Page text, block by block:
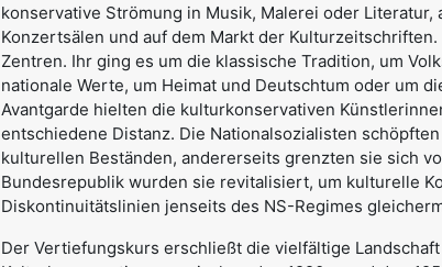
konservative Strömung in Musik, Malerei oder Literatur,
Konzertsälen und auf dem Markt der
Zentren. Ihr ging es um die klassische Tradition, um
nationale Werte, um Heimat und Deutschtum oder um
Avantgarde hielten die kulturkonservativen
entschiedene Distanz. Die Nationalsozialisten
kulturellen Beständen, andererseits grenzten sie sich
Bundesrepublik wurden sie revitalisiert, um kulturelle
Diskontinuitätslinien jenseits des NS-Regimes
Der Vertiefungskurs erschließt die vielfältige